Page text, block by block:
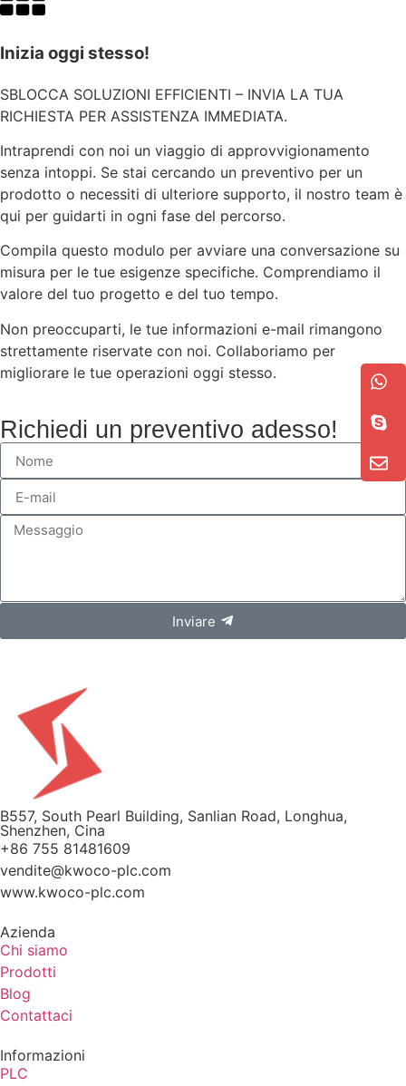
Inizia oggi stesso!
SBLOCCA SOLUZIONI EFFICIENTI – INVIA LA TUA
RICHIESTA PER ASSISTENZA IMMEDIATA.
Intraprendi con noi un viaggio di approvvigionamento
senza intoppi. Se stai cercando un preventivo per un
prodotto o necessiti di ulteriore supporto, il nostro team è
qui per guidarti in ogni fase del percorso.
Compila questo modulo per avviare una conversazione su
misura per le tue esigenze specifiche. Comprendiamo il
valore del tuo progetto e del tuo tempo.
Non preoccuparti, le tue informazioni e-mail rimangono
strettamente riservate con noi. Collaboriamo per
migliorare le tue operazioni oggi stesso.
Richiedi un preventivo adesso!
Inviare
B557, South Pearl Building, Sanlian Road, Longhua,
Shenzhen, Cina
+86 755 81481609
vendite@kwoco-plc.com
www.kwoco-plc.com
Azienda
Chi siamo
Prodotti
Blog
Contattaci
Informazioni
PLC